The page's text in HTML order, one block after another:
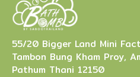
55/20 Bigger Land Mini
Tambon Bung Kham Proy,
Pathum Thani 12150